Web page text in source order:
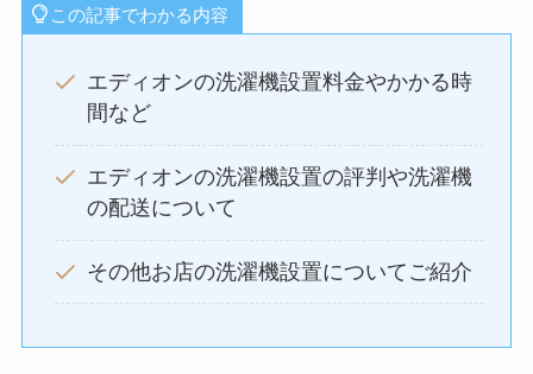
この記事でわかる内容
エディオンの洗濯機設置料金やかかる時
間など
エディオンの洗濯機設置の評判や洗濯機
の配送について
その他お店の洗濯機設置についてご紹介